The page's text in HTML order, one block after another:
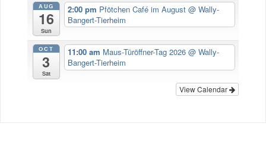
AUG
16
Sun
2:00 pm Pfötchen Café im August@ Wally-
Bangert-Tierheim
OCT
3
Sat
11:00 am Maus-Türöffner-Tag 2026@ Wally-
Bangert-Tierheim
View Calendar